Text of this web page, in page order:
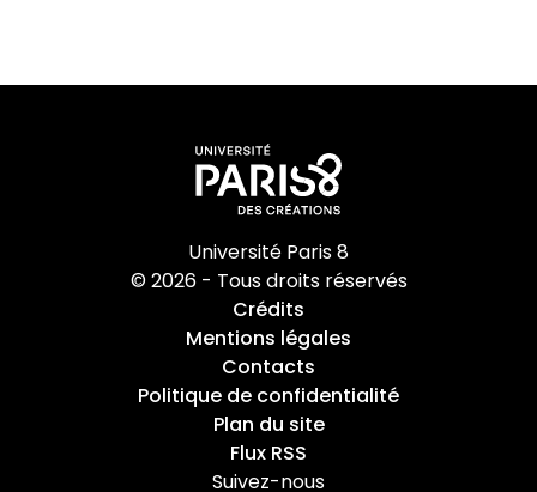
Université Paris 8
© 2026 - Tous droits réservés
Crédits
Mentions légales
Contacts
Politique de confidentialité
Plan du site
Flux RSS
Suivez-nous